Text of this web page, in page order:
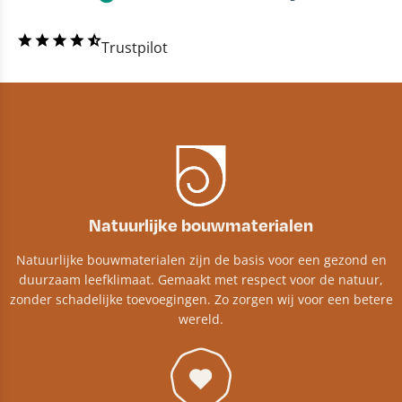
Trustpilot
Natuurlijke bouwmaterialen
Natuurlijke bouwmaterialen zijn de basis voor een gezond en
duurzaam leefklimaat. Gemaakt met respect voor de natuur,
zonder schadelijke toevoegingen. Zo zorgen wij voor een betere
wereld.